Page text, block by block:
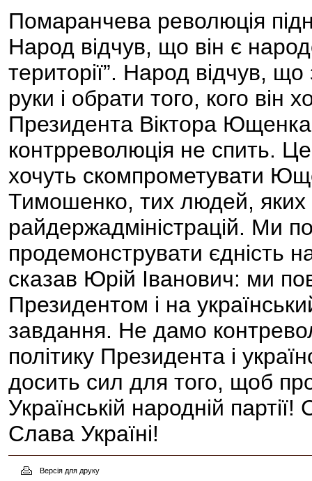
Помаранчева революція
Народ відчув, що він є
території”. Народ відчув,
руки і обрати того, кого він
Президента Віктора
контрреволюція не спить.
хочуть скомпрометувати
Тимошенко, тих людей,
райдержадміністрацій. Ми
продемонструвати єдність
сказав Юрій Іванович: ми
Президентом і на
завдання. Не дамо
політику Президента і
досить сил для того, щоб
Українській народній
Слава Україні!
Версія для друку